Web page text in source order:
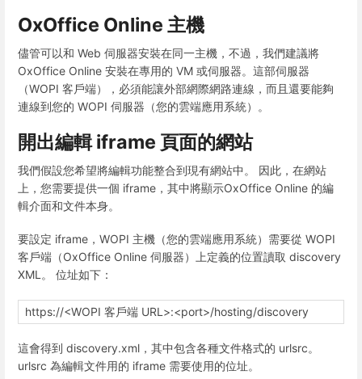
OxOffice Online 主機
儘管可以和 Web 伺服器安裝在同一主機，不過，我們建議將
OxOffice Online 安裝在專用的 VM 或伺服器。這部伺服器
（WOPI 客戶端），必須能讓外部網際網路連線，而且還要能夠
連線到您的 WOPI 伺服器（您的雲端應用系統）。
開出編輯 iframe 頁面的網站
我們假設您希望將編輯功能整合到現有網站中。 因此，在網站
上，您需要提供一個 iframe，其中將顯示OxOffice Online 的編
輯介面和文件本身。
要設定 iframe，WOPI 主機（您的雲端應用系統）需要從 WOPI
客戶端（OxOffice Online 伺服器）上定義的位置讀取 discovery
XML。 位址如下：
https://<WOPI 客戶端 URL>:<port>/hosting/discovery
這會得到 discovery.xml，其中包含各種文件格式的 urlsrc。
urlsrc 為編輯文件用的 iframe 需要使用的位址。